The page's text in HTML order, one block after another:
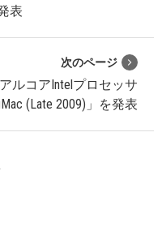
表
次のページ
ルコアIntelプロセッサ
(Late 2009)」を発表